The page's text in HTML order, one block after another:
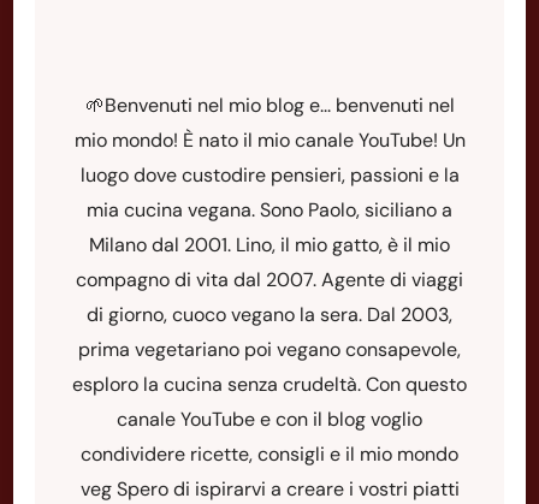
🌱Benvenuti nel mio blog e... benvenuti nel
mio mondo! È nato il mio canale YouTube! Un
luogo dove custodire pensieri, passioni e la
mia cucina vegana. Sono Paolo, siciliano a
Milano dal 2001. Lino, il mio gatto, è il mio
compagno di vita dal 2007. Agente di viaggi
di giorno, cuoco vegano la sera. Dal 2003,
prima vegetariano poi vegano consapevole,
esploro la cucina senza crudeltà. Con questo
canale YouTube e con il blog voglio
condividere ricette, consigli e il mio mondo
veg Spero di ispirarvi a creare i vostri piatti